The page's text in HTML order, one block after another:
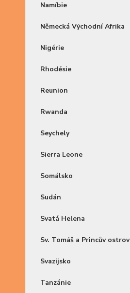
Namíbie
Německá Východní Afrika
Nigérie
Rhodésie
Reunion
Rwanda
Seychely
Sierra Leone
Somálsko
Sudán
Svatá Helena
Sv. Tomáš a Princův ostrov
Svazijsko
Tanzánie